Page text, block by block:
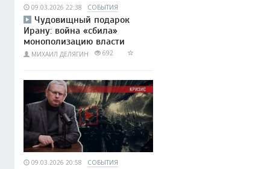
09.03.2026 22:38 СОБЫТИЯ
Чудовищный подарок
Ирану: война «сбила»
монополизацию власти
МИХАИЛ ДЕЛЯГИН 692
09.03.2026 20:58 СОБЫТИЯ